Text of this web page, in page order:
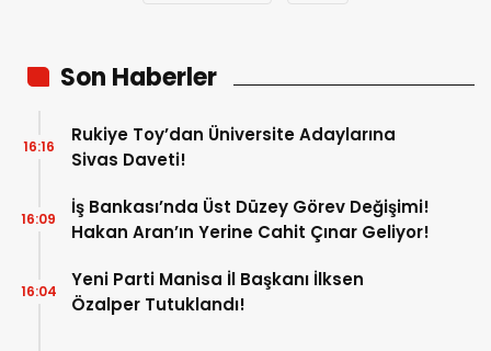
Son Haberler
Rukiye Toy’dan Üniversite Adaylarına
Sivas Daveti!
16:16
İş Bankası’nda Üst Düzey Görev Değişimi!
Hakan Aran’ın Yerine Cahit Çınar Geliyor!
16:09
Yeni Parti Manisa İl Başkanı İlksen
Özalper Tutuklandı!
16:04